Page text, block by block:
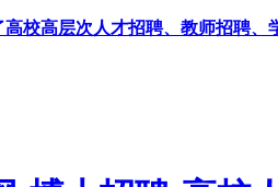
校高层次人才招聘、教师招聘